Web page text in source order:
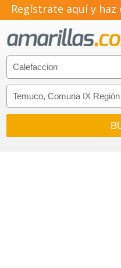
Regístrate aquí y haz